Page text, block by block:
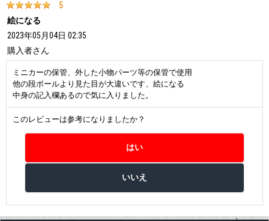
5
絵になる
2023年05月04日 02:35
購入者さん
ミニカーの保管、外した小物パーツ等の保管で使用
他の段ボールより見た目が大違いです、絵になる
中身の記入欄あるので気に入りました。
このレビューは参考になりましたか？